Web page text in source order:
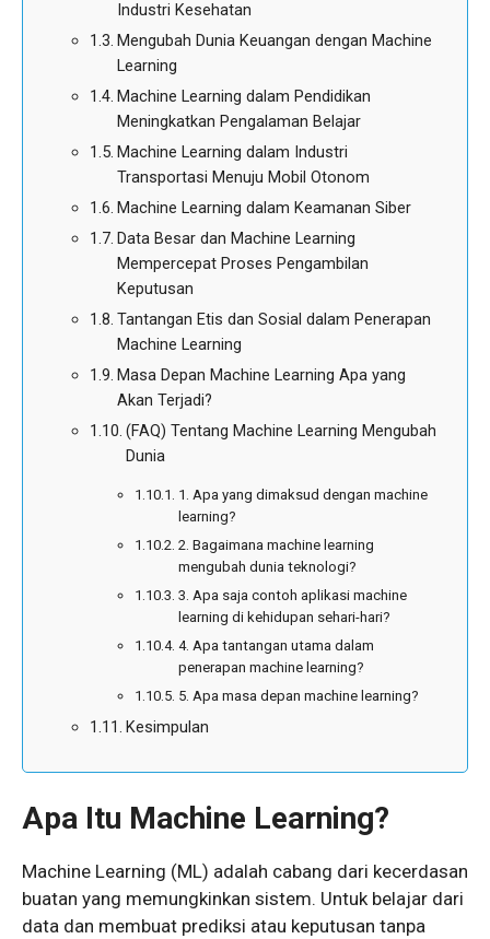
Industri Kesehatan
Mengubah Dunia Keuangan dengan Machine
Learning
Machine Learning dalam Pendidikan
Meningkatkan Pengalaman Belajar
Machine Learning dalam Industri
Transportasi Menuju Mobil Otonom
Machine Learning dalam Keamanan Siber
Data Besar dan Machine Learning
Mempercepat Proses Pengambilan
Keputusan
Tantangan Etis dan Sosial dalam Penerapan
Machine Learning
Masa Depan Machine Learning Apa yang
Akan Terjadi?
(FAQ) Tentang Machine Learning Mengubah
Dunia
1. Apa yang dimaksud dengan machine
learning?
2. Bagaimana machine learning
mengubah dunia teknologi?
3. Apa saja contoh aplikasi machine
learning di kehidupan sehari-hari?
4. Apa tantangan utama dalam
penerapan machine learning?
5. Apa masa depan machine learning?
Kesimpulan
Apa Itu Machine Learning?
Machine Learning (ML) adalah cabang dari kecerdasan
buatan yang memungkinkan sistem. Untuk belajar dari
data dan membuat prediksi atau keputusan tanpa